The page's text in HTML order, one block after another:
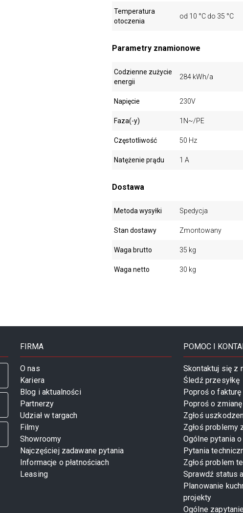
Temperatura
otoczenia
od 10 °C do 35 °C
Parametry znamionowe
Codzienne zużycie
energii
284 kWh/a
Napięcie 230V
Faza(-y) 1N~/PE
Częstotliwość 50 Hz
Natężenie prądu 1 A
Dostawa
Metoda wysyłki Spedycja
Stan dostawy Zmontowany
Waga brutto 35 kg
Waga netto 30 kg
FIRMA
O nas
Kariera
Blog i aktualności
Partnerzy
Udział w targach
Filmy
Showroomy
Najczęściej zadawane pytania
Informacje o płatnościach
Leasing
POMOC I
Skontaktuj się z
Śledź przesyłkę
Poproś o fakturę
Poproś o
Zgłoś
Zgłoś problemy
Ogólne pytania
Pytania
Zgłoś problem
Sprawdź status
Planowanie
projekty
Ogólne zapytanie